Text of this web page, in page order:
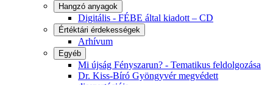
Hangzó anyagok
Digitális - FÉBE által kiadott – CD
Értéktári érdekességek
Arhívum
Egyéb
Mi újság Fényszarun? - Tematikus feldolgozása
Dr. Kiss-Bíró Gyöngyvér megvédett